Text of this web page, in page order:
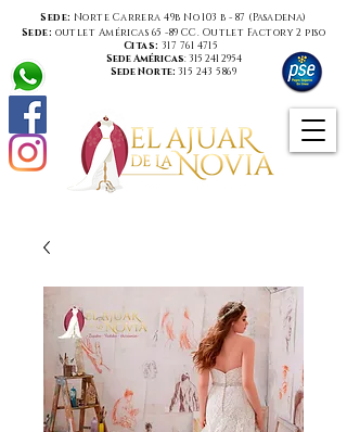
Sede: Norte Carrera 49b No 103 b - 87 (Pasadena)
Sede: outlet Américas 65 -89 CC. Outlet Factory 2 piso
Citas: 317 761 4715
Sede Américas:315 241 2954
Sede Norte: 315 243 5869